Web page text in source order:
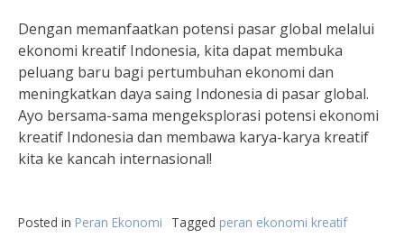
Dengan memanfaatkan potensi pasar global melalui
ekonomi kreatif Indonesia, kita dapat membuka
peluang baru bagi pertumbuhan ekonomi dan
meningkatkan daya saing Indonesia di pasar global.
Ayo bersama-sama mengeksplorasi potensi ekonomi
kreatif Indonesia dan membawa karya-karya kreatif
kita ke kancah internasional!
Posted in Peran Ekonomi Tagged peran ekonomi kreatif